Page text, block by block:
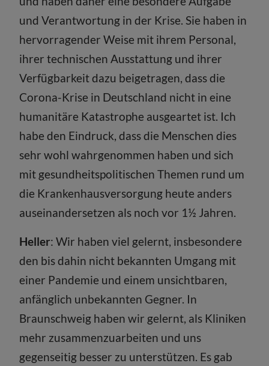
und Verantwortung in der Krise. Sie haben in
hervorragender Weise mit ihrem Personal,
ihrer technischen Ausstattung und ihrer
Verfügbarkeit dazu beigetragen, dass die
Corona-Krise in Deutschland nicht in eine
humanitäre Katastrophe ausgeartet ist. Ich
habe den Eindruck, dass die Menschen dies
sehr wohl wahrgenommen haben und sich
mit gesundheitspolitischen Themen rund um
die Krankenhausversorgung heute anders
auseinandersetzen als noch vor 1½ Jahren.
Heller: Wir haben viel gelernt, insbesondere
den bis dahin nicht bekannten Umgang mit
einer Pandemie und einem unsichtbaren,
anfänglich unbekannten Gegner. In
Braunschweig haben wir gelernt, als Kliniken
mehr zusammenzuarbeiten und uns
gegenseitig besser zu unterstützen. Es gab